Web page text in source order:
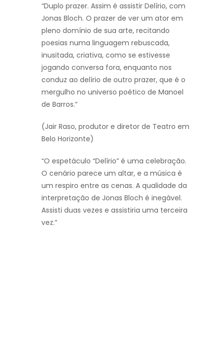
“Duplo prazer. Assim é assistir Delírio, com
Jonas Bloch. O prazer de ver um ator em
pleno domínio de sua arte, recitando
poesias numa linguagem rebuscada,
inusitada, criativa, como se estivesse
jogando conversa fora, enquanto nos
conduz ao delírio de outro prazer, que é o
mergulho no universo poético de Manoel
de Barros.”
(Jair Raso, produtor e diretor de Teatro em
Belo Horizonte)
“O espetáculo “Delírio” é uma celebração.
O cenário parece um altar, e a música é
um respiro entre as cenas. A qualidade da
interpretação de Jonas Bloch é inegável.
Assisti duas vezes e assistiria uma terceira
vez.”